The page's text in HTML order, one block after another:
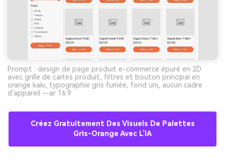
Prompt : design de page produit e-commerce épuré en 2D
avec grille de cartes produit, filtres et bouton principal en
orange kaki, typographie gris fumée, fond uni, aucun cadre
d’appareil --ar 16:9
Créez Gratuitement Des Visuels De Palettes
Gris-Orange Avec L’IA